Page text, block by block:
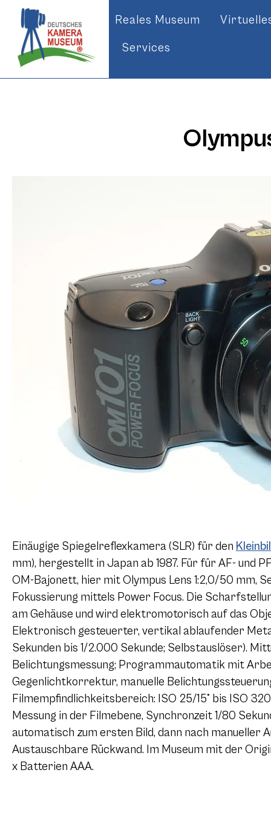
Reales Museum
Services
Einäugige Spiegelreflexkamera (SLR) für den
mm), hergestellt in Japan ab 1987. Für für AF- und
OM-Bajonett, hier mit Olympus Lens 1:2,0/50 mm,
Fokussierung mittels Power Focus. Die
am Gehäuse und wird elektromotorisch auf das
Elektronisch gesteuerter, vertikal ablaufender
Sekunden bis 1/2.000 Sekunde; Selbstauslöser).
Belichtungsmessung; Programmautomatik mit
Gegenlichtkorrektur, manuelle
Filmempfindlichkeitsbereich: ISO 25/15° bis ISO
Messung in der Filmebene, Synchronzeit 1/80
automatisch zum ersten Bild, dann nach manueller
Austauschbare Rückwand. Im Museum mit der
x Batterien AAA.